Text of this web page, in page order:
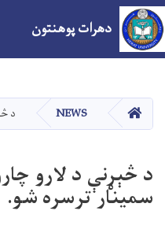
دهرات پوهنتون
کور NEWS د
د څېړنې د لارو
سمینار ترسره شو.